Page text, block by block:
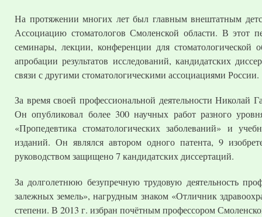
На протяжении многих лет был главным внештатным
Ассоциацию стоматологов Смоленской области. В этот
семинары, лекции, конференции для стоматологической
апробации результатов исследований, кандидатских
связи с другими стоматологическими ассоциациями России.
За время своей профессиональной деятельности Николай
Он опубликовал более 300 научных работ разного
«Пропедевтика стоматологических заболеваний» и
изданий. Он являлся автором одного патента, 9
руководством защищено 7 кандидатских диссертаций.
За долголетнюю безупречную трудовую деятельность
залежных земель», нагрудным знаком «Отличник
степени. В 2013 г. избран почётным профессором